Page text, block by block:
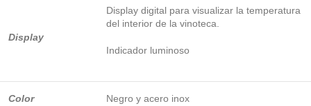
Display
Display digital para visualizar la temperatura
del interior de la vinoteca.
Indicador luminoso
Color Negro y acero inox